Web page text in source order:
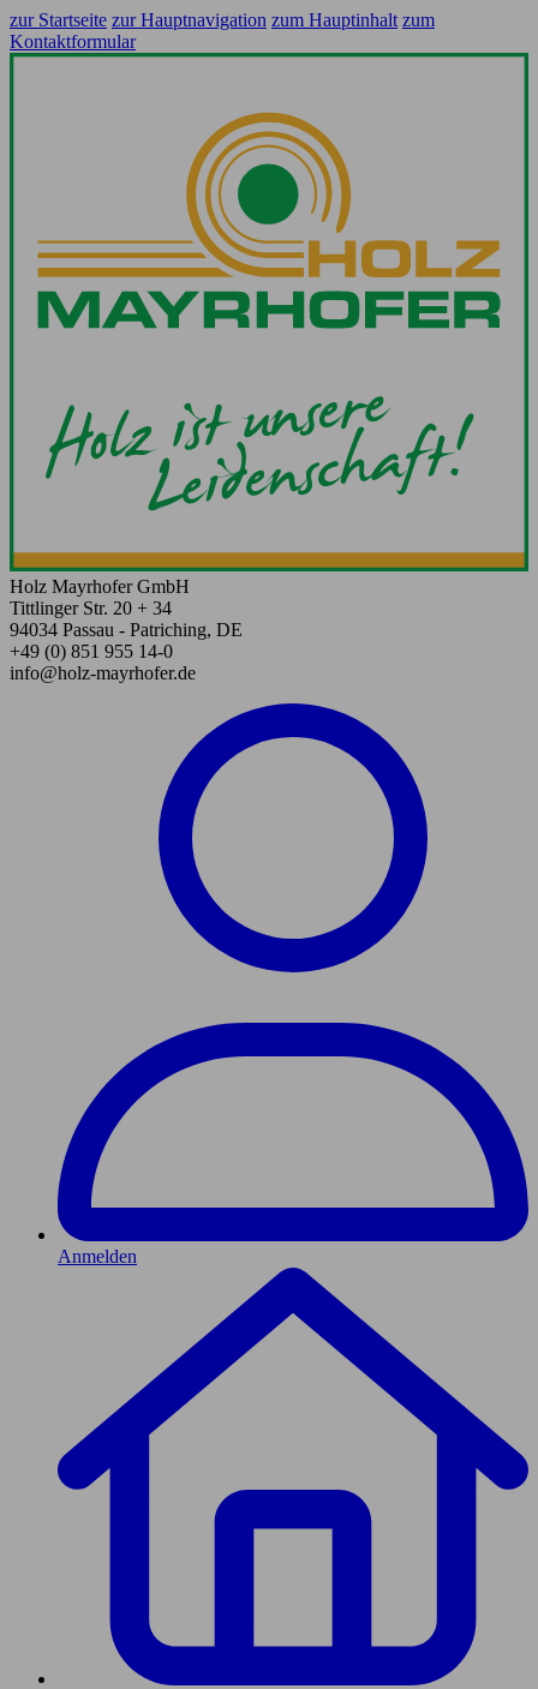
zur Startseite zur Hauptnavigation zum Hauptinhalt zum
Kontaktformular
Holz Mayrhofer GmbH
Tittlinger Str. 20 + 34
94034 Passau - Patriching, DE
+49 (0) 851 955 14-0
info@holz-mayrhofer.de
Anmelden